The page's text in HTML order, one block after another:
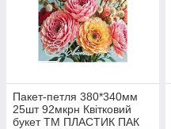
Пакет-петля 380*340мм
25шт 92мкрн Квітковий
букет ТМ ПЛАСТИК ПАК